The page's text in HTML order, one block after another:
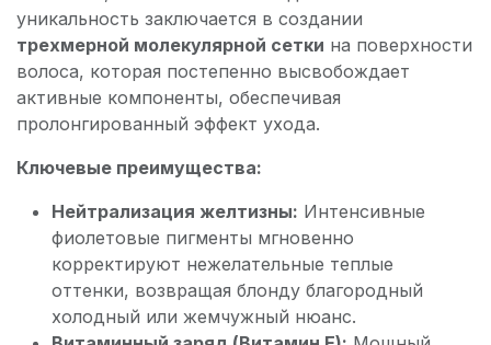
уникальность заключается в создании
трехмерной молекулярной сетки на поверхности
волоса, которая постепенно высвобождает
активные компоненты, обеспечивая
пролонгированный эффект ухода.
Ключевые преимущества:
Нейтрализация желтизны: Интенсивные
фиолетовые пигменты мгновенно
корректируют нежелательные теплые
оттенки, возвращая блонду благородный
холодный или жемчужный нюанс.